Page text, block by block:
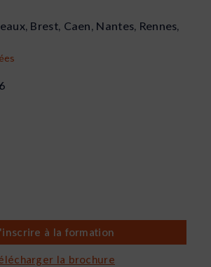
Brest, Caen, Nantes, Rennes,
à la formation
la brochure